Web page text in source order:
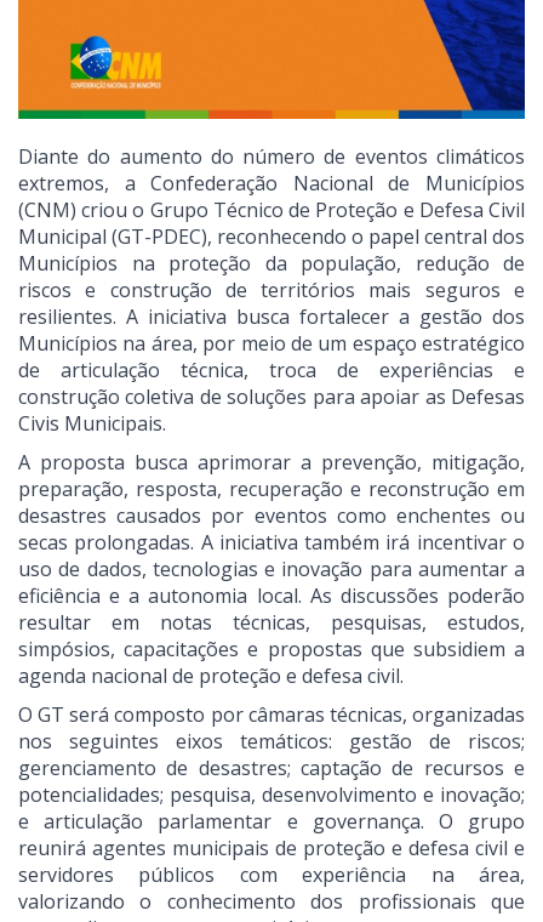
Diante do aumento do número de eventos climáticos
extremos, a Confederação Nacional de Municípios
(CNM) criou o Grupo Técnico de Proteção e Defesa Civil
Municipal (GT-PDEC), reconhecendo o papel central dos
Municípios na proteção da população, redução de
riscos e construção de territórios mais seguros e
resilientes. A iniciativa busca fortalecer a gestão dos
Municípios na área, por meio de um espaço estratégico
de articulação técnica, troca de experiências e
construção coletiva de soluções para apoiar as Defesas
Civis Municipais.
A proposta busca aprimorar a prevenção, mitigação,
preparação, resposta, recuperação e reconstrução em
desastres causados por eventos como enchentes ou
secas prolongadas. A iniciativa também irá incentivar o
uso de dados, tecnologias e inovação para aumentar a
eficiência e a autonomia local. As discussões poderão
resultar em notas técnicas, pesquisas, estudos,
simpósios, capacitações e propostas que subsidiem a
agenda nacional de proteção e defesa civil.
O GT será composto por câmaras técnicas, organizadas
nos seguintes eixos temáticos: gestão de riscos;
gerenciamento de desastres; captação de recursos e
potencialidades; pesquisa, desenvolvimento e inovação;
e articulação parlamentar e governança. O grupo
reunirá agentes municipais de proteção e defesa civil e
servidores públicos com experiência na área,
valorizando o conhecimento dos profissionais que